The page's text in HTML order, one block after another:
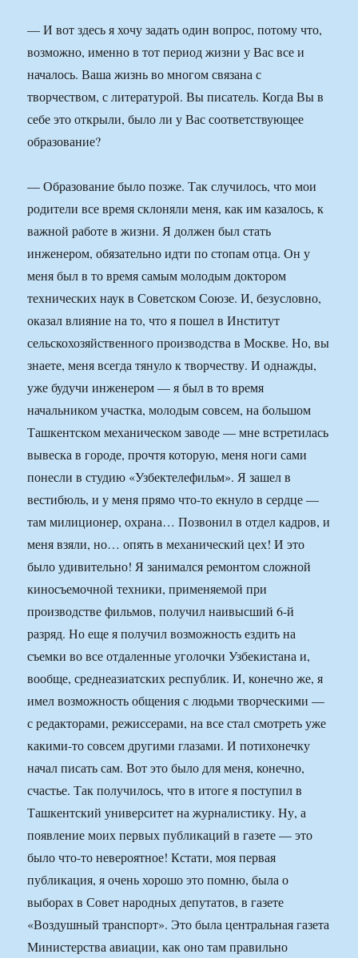
— И вот здесь я хочу задать один вопрос, потому что,
возможно, именно в тот период жизни у Вас все и
началось. Ваша жизнь во многом связана с
творчеством, с литературой. Вы писатель. Когда Вы в
себе это открыли, было ли у Вас соответствующее
образование?
— Образование было позже. Так случилось, что мои
родители все время склоняли меня, как им казалось, к
важной работе в жизни. Я должен был стать
инженером, обязательно идти по стопам отца. Он у
меня был в то время самым молодым доктором
технических наук в Советском Союзе. И, безусловно,
оказал влияние на то, что я пошел в Институт
сельскохозяйственного производства в Москве. Но, вы
знаете, меня всегда тянуло к творчеству. И однажды,
уже будучи инженером — я был в то время
начальником участка, молодым совсем, на большом
Ташкентском механическом заводе — мне встретилась
вывеска в городе, прочтя которую, меня ноги сами
понесли в студию «Узбектелефильм». Я зашел в
вестибюль, и у меня прямо что-то екнуло в сердце —
там милиционер, охрана… Позвонил в отдел кадров, и
меня взяли, но… опять в механический цех! И это
было удивительно! Я занимался ремонтом сложной
киносъемочной техники, применяемой при
производстве фильмов, получил наивысший 6-й
разряд. Но еще я получил возможность ездить на
съемки во все отдаленные уголочки Узбекистана и,
вообще, среднеазиатских республик. И, конечно же, я
имел возможность общения с людьми творческими —
с редакторами, режиссерами, на все стал смотреть уже
какими-то совсем другими глазами. И потихонечку
начал писать сам. Вот это было для меня, конечно,
счастье. Так получилось, что в итоге я поступил в
Ташкентский университет на журналистику. Ну, а
появление моих первых публикаций в газете — это
было что-то невероятное! Кстати, моя первая
публикация, я очень хорошо это помню, была о
выборах в Совет народных депутатов, в газете
«Воздушный транспорт». Это была центральная газета
Министерства авиации, как оно там правильно